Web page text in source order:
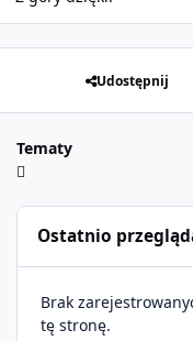
Udostępnij
Tematy
Ostatnio
Brak
tę stronę.